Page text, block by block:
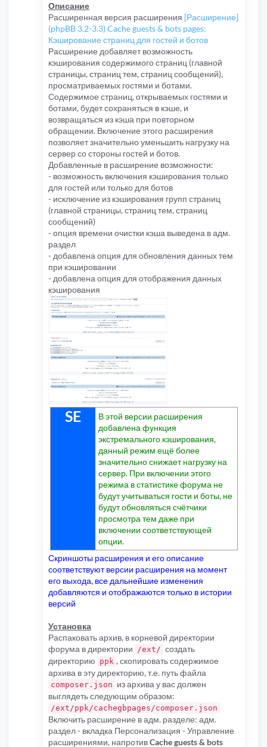
Описание
Расширенная версия расширения [Расширение]
(phpBB 3.2-3.3) Cache guests & bots pages:
Кэширование страниц для гостей и ботов
Расширение добавляет возможность
кэширования содержимого страниц (главной
страницы, страниц тем, страниц сообщений),
просматриваемых гостями и ботами.
Содержимое страниц, открываемых гостями и
ботами, будет сохраняться в кэше, и
возвращаться из кэша при повторном
обращении. Включение этого расширения
позволяет значительно уменьшить нагрузку на
сервер со стороны гостей и ботов.
Добавленные в расширение возможности:
- возможность включения кэширования только
для гостей или только для ботов
- исключение из кэширования групп страниц
(главной страницы, страниц тем, страниц
сообщений)
- опция времени очистки кэша выведена в адм.
раздел
- добавлена опция для обновления данных тем
при кэшировании
- добавлена опция для отображения данных
кэширования
SE
В этой версии расширения
добавлена функция
экстремального кэширования,
данный режим ещё более
значительно снижает нагрузку на
сервер. При включении этого
режима в статистике форума не
будут учитываться гости и боты, не
будут обновляться счётчики
просмотра тем даже при
включении соответствующей
опции.
Скриншоты расширения и его описание
соответствуют версии расширения на момент
его выхода, все дальнейшие изменения
добавляются и отображаются только в истории
версий
Установка
Распаковать архив, в корневой директории
форума в директории /ext/ создать
директорию ppk , скопировать содержимое
архива в эту директорию, т.е. путь файла
composer.json из архива у вас должен
выглядеть следующим образом:
/ext/ppk/cachegbpages/composer.json
Включить расширение в адм. разделе: адм.
раздел - вкладка Персонализация - Управление
расширениями, напротивCache guests & bots